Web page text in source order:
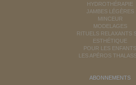
HYDROTHÉRAPIE
JAMBES LÉGÈRES
MINCEUR
MODELAGES
RITUELS RELAXANTS
ESTHÉTIQUE
POUR LES ENFANTS
LES APÉROS
ABONNEMENTS